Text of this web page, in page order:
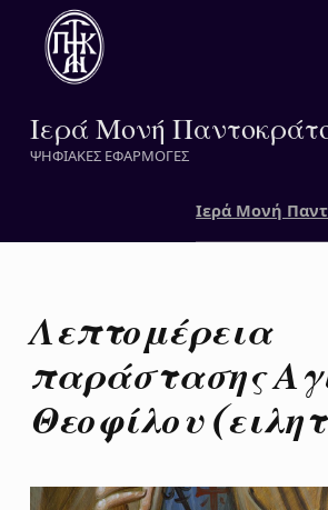
Ιερά Μονή
ΨΗΦΙΑΚΕΣ ΕΦΑΡΜΟΓΕΣ
Ιερά Μονή
Λεπτομέρεια
παράστασης
Θεοφίλου